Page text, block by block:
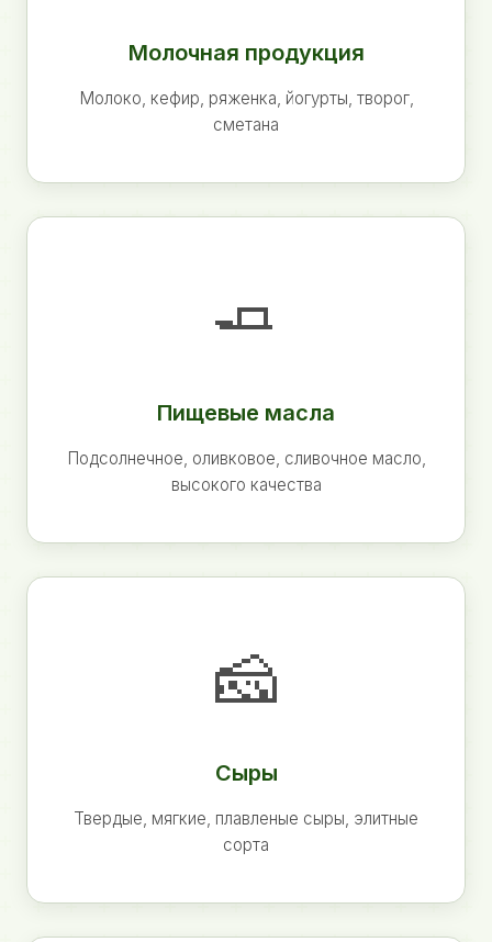
Молочная продукция
Молоко, кефир, ряженка, йогурты, творог,
сметана
🧈
Пищевые масла
Подсолнечное, оливковое, сливочное масло,
высокого качества
🧀
Сыры
Твердые, мягкие, плавленые сыры, элитные
сорта